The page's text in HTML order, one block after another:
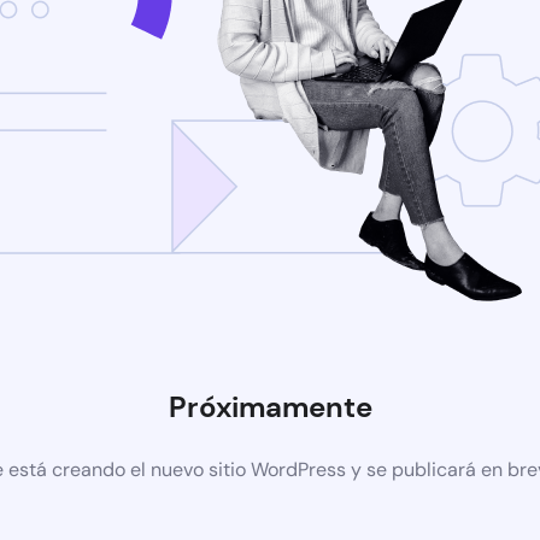
Próximamente
está creando el nuevo sitio WordPress y se publicará en